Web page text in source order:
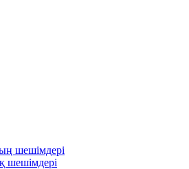
шешімдері
шешімдері